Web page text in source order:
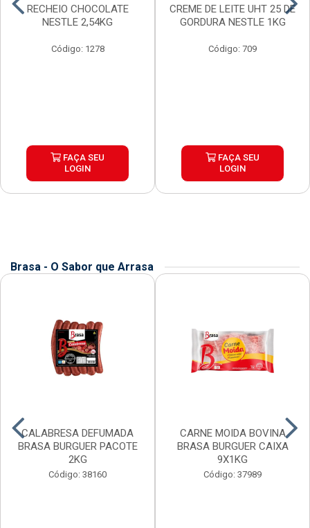
RECHEIO CHOCOLATE
NESTLE 2,54KG
Código: 1278
FAÇA SEU
LOGIN
CREME DE LEITE UHT 25 DE
GORDURA NESTLE 1KG
Código: 709
FAÇA SEU
LOGIN
Brasa - O Sabor que Arrasa
CALABRESA DEFUMADA
BRASA BURGUER PACOTE
2KG
Código: 38160
CARNE MOIDA BOVINA
BRASA BURGUER CAIXA
9X1KG
Código: 37989